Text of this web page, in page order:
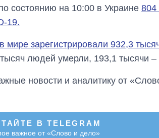
состоянию на 10:00 в Украине 804
19.
мире зарегистрировали 932,3
людей умерли, 193,1 тысячи –
новости и аналитику от
В TELEGRAM
важное от «Слово и дело»